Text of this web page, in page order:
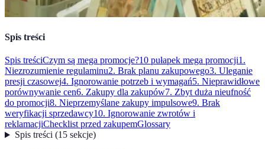
Spis treści
Spis treściCzym są mega promocje?10 pułapek mega promocji1.
Niezrozumienie regulaminu2. Brak planu zakupowego3. Uleganie
presji czasowej4. Ignorowanie potrzeb i wymagań5. Nieprawidłowe
porównywanie cen6. Zakupy dla zakupów7. Zbyt duża nieufność
do promocji8. Nieprzemyślane zakupy impulsowe9. Brak
weryfikacji sprzedawcy10. Ignorowanie zwrotów i
reklamacjiChecklist przed zakupemGlossary
Spis treści(15 sekcje)